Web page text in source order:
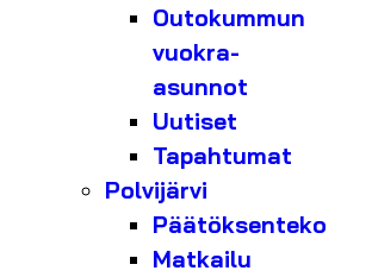
Outokummun
vuokra-
asunnot
Uutiset
Tapahtumat
Polvijärvi
Päätöksenteko
Matkailu